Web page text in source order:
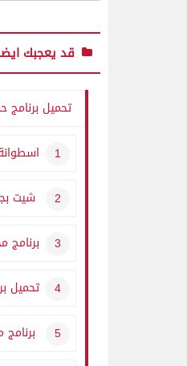
قد يعجبك
تحميل برنامج
شيت
برنامج
تحميل برنامج